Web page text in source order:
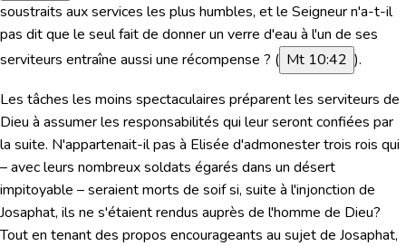
soustraits aux services les plus humbles, et le Seigneur n'a-t-il
pas dit que le seul fait de donner un verre d'eau à l'un de ses
serviteurs entraîne aussi une récompense ? ( Mt 10:42 ).
Les tâches les moins spectaculaires préparent les serviteurs de
Dieu à assumer les responsabilités qui leur seront confiées par
la suite. N'appartenait-il pas à Elisée d'admonester trois rois qui
– avec leurs nombreux soldats égarés dans un désert
impitoyable – seraient morts de soif si, suite à l'injonction de
Josaphat, ils ne s'étaient rendus auprès de l'homme de Dieu?
Tout en tenant des propos encourageants au sujet de Josaphat,